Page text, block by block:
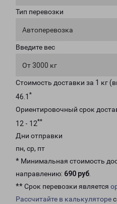
Тип перевозки
Автоперевозка
Введите вес
От 3000 кг
Стоимость доставки за 1 кг
46.1 *
Ориентировочный срок
12 - 12**
Дни отправки
пн, ср, пт
* Минимальная стоимость
направлению: 690 руб.
** Срок перевозки является
Рассчитайте в калькуляторе